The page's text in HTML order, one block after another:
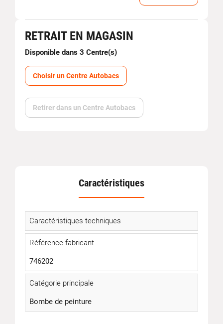
RETRAIT EN MAGASIN
Disponible dans 3 Centre(s)
Choisir un Centre Autobacs
Retirer dans un Centre Autobacs
Caractéristiques
Caractéristiques techniques
Référence fabricant
746202
Catégorie principale
Bombe de peinture